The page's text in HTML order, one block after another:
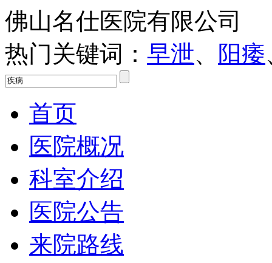
佛山名仕医院有限公司
热门关键词： 早泄、 阳痿
首页
医院概况
科室介绍
医院公告
来院路线